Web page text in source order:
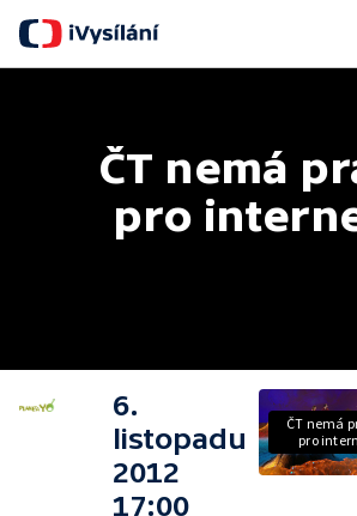
ČT nemá
pro
6.
listopadu
2012
17:00
ČT nemá
pro